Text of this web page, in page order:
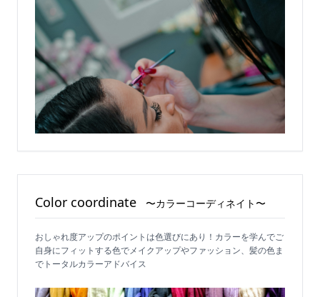
Color coordinate 〜カラーコーディネイト〜
おしゃれ度アップのポイントは色選びにあり！カラーを学んでご
自身にフィットする色でメイクアップやファッション、髪の色ま
でトータルカラーアドバイス